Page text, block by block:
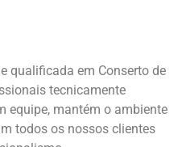
qualificada em Conserto de
tecnicamente
equipe, mantém o ambiente
todos os nossos clientes